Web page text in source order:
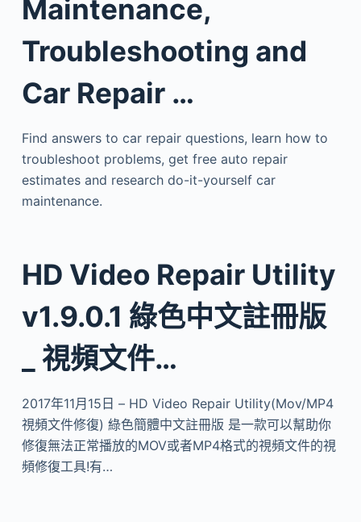
Maintenance,
Troubleshooting and
Car Repair …
Find answers to car repair questions, learn how to
troubleshoot problems, get free auto repair
estimates and research do-it-yourself car
maintenance.
HD Video Repair Utility
v1.9.0.1 綠色中文註冊版
_ 視頻文件…
2017年11月15日 – HD Video Repair Utility(Mov/MP4
視頻文件修復) 綠色簡體中文註冊版 是一款可以幫助你
修復無法正常播放的MOV或者MP4格式的視頻文件的視
頻修復工具!有…